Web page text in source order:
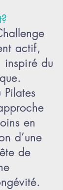
actif,
inspiré du
en
d’une
de